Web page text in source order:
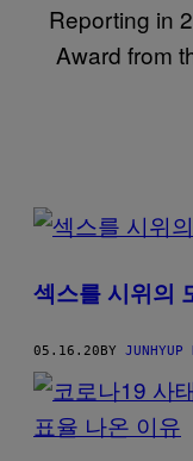
Reporting in
Award from
POSTS
THIS
섹스를 시위의
05.16.20BY JUNHYUP